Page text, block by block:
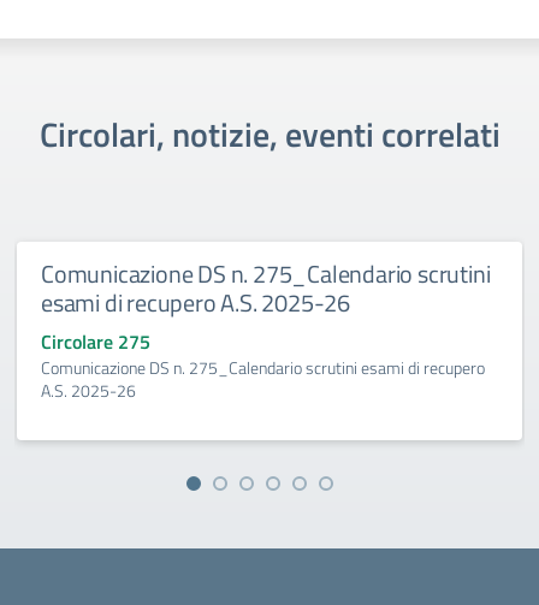
Circolari, notizie, eventi correlati
Comunicazione DS n. 275_Calendario scrutini
esami di recupero A.S. 2025-26
Circolare 275
Comunicazione DS n. 275_Calendario scrutini esami di recupero
A.S. 2025-26